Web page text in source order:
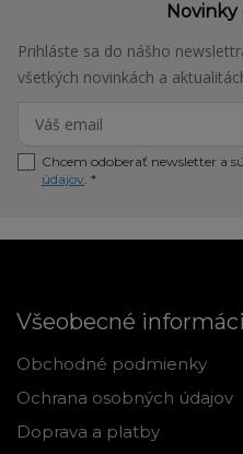
Prihláste sa do nášho
všetkých novinkách a
Chcem odoberať newsletter a
údajov. *
Všeobecné
Obchodné podmienky
Ochrana osobných údajov
Doprava a platby